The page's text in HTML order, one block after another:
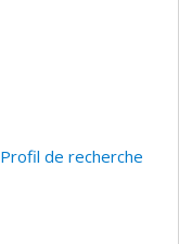
Profil de recherche